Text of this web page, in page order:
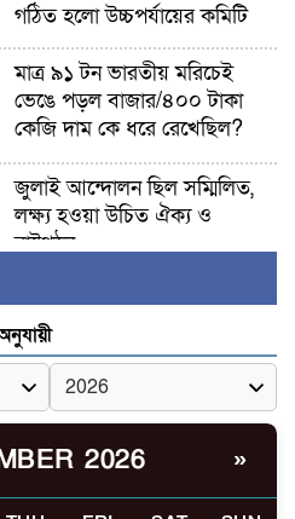
গঠিত হলো উচ্চপর্যায়ের কমিটি
মাত্র ৯১ টন ভারতীয় মরিচেই
ভেঙে পড়ল বাজার/৪০০ টাকা
কেজি দাম কে ধরে রেখেছিল?
জুলাই আন্দোলন ছিল সম্মিলিত,
লক্ষ্য হওয়া উচিত ঐক্য ও
রাষ্ট্রগঠন
ভোরে ঝিনাইদহ সীমান্তে জটলা
দেখে বিএসএফের রাবার বুলেট,
বাংলাদেশি আহত
চুয়াডাঙ্গা/ প্রথম স্ত্রীকে নিয়ে
মালয়েশিয়ায়, দ্বিতীয় স্ত্রী
বাড়ি
2026 »